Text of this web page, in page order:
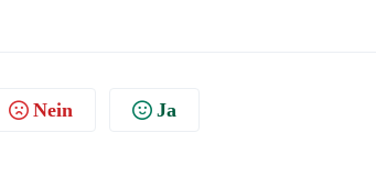
Nein Ja